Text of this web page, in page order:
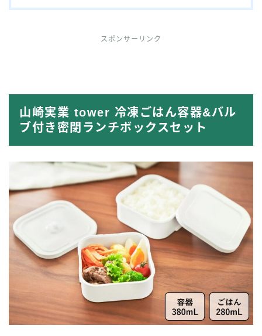
スポンサーリンク
山崎実業 tower 冷凍ごはん容器&バル
ブ付き密閉ランチボックスセット